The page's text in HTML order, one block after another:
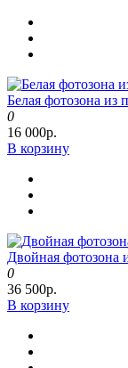
Белая фотозона из
0
16 000р.
В корзину
Двойная фотозона
0
36 500р.
В корзину